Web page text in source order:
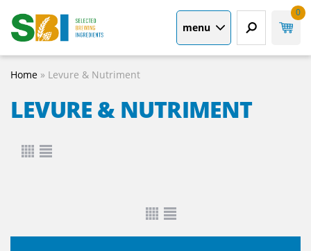
menu
0
Home » Levure & Nutriment
LEVURE & NUTRIMENT